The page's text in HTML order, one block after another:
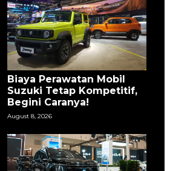
Biaya Perawatan Mobil
Suzuki Tetap Kompetitif,
Begini Caranya!
August 8, 2026